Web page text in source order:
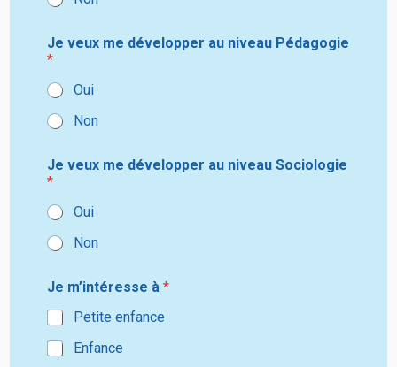
Je veux me développer au niveau Pédagogie
*
Oui
Non
Je veux me développer au niveau Sociologie
*
Oui
Non
Je m’intéresse à*
Petite enfance
Enfance